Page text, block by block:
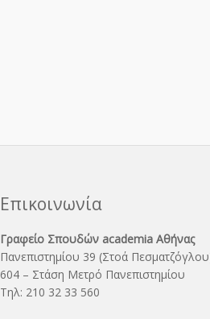
Επικοινωνία
Γραφείο Σπουδών academia Αθήνας
Πανεπιστημίου 39 (Στοά
604 – Στάση Μετρό Πανεπιστημίου
Τηλ: 210 32 33 560